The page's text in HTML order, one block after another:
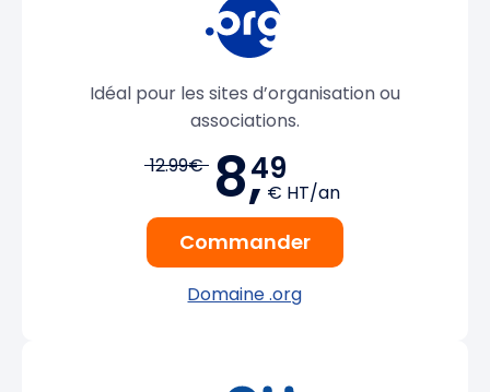
Idéal pour les sites d’organisation ou
associations.
12.99€ 8,49
€ HT/an
Commander
Domaine .org